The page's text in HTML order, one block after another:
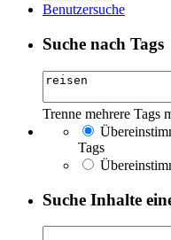
Benutzersuche
Suche nach Tags
Trenne mehrere Tags
Tags
Suche Inhalte